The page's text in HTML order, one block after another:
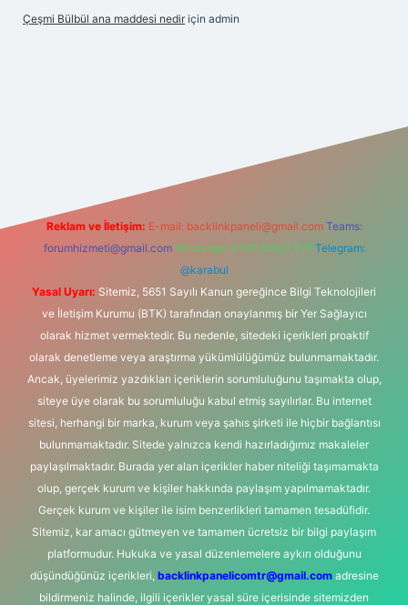
Çeşmi Bülbül ana maddesi nedir için admin
Reklam ve İletişim: E-mail: backlinkpaneli@gmail.com Teams:
forumhizmeti@gmail.com Whatsapp: 0262 606 0 726 Telegram:
@karabul
Yasal Uyarı: Sitemiz, 5651 Sayılı Kanun gereğince Bilgi Teknolojileri
ve İletişim Kurumu (BTK) tarafından onaylanmış bir Yer Sağlayıcı
olarak hizmet vermektedir. Bu nedenle, sitedeki içerikleri proaktif
olarak denetleme veya araştırma yükümlülüğümüz bulunmamaktadır.
Ancak, üyelerimiz yazdıkları içeriklerin sorumluluğunu taşımakta olup,
siteye üye olarak bu sorumluluğu kabul etmiş sayılırlar. Bu internet
sitesi, herhangi bir marka, kurum veya şahıs şirketi ile hiçbir bağlantısı
bulunmamaktadır. Sitede yalnızca kendi hazırladığımız makaleler
paylaşılmaktadır. Burada yer alan içerikler haber niteliği taşımamakta
olup, gerçek kurum ve kişiler hakkında paylaşım yapılmamaktadır.
Gerçek kurum ve kişiler ile isim benzerlikleri tamamen tesadüfidir.
Sitemiz, kar amacı gütmeyen ve tamamen ücretsiz bir bilgi paylaşım
platformudur. Hukuka ve yasal düzenlemelere aykırı olduğunu
düşündüğünüz içerikleri, backlinkpanelicomtr@gmail.comadresine
bildirmeniz halinde, ilgili içerikler yasal süre içerisinde sitemizden